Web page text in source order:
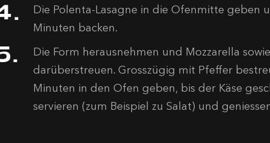
Die Polenta-Lasagne in die Ofenmitte geben
Minuten backen.
Die Form herausnehmen und Mozzarella
darüberstreuen. Grosszügig mit Pfeffer
Minuten in den Ofen geben, bis der Käse
servieren (zum Beispiel zu Salat) und